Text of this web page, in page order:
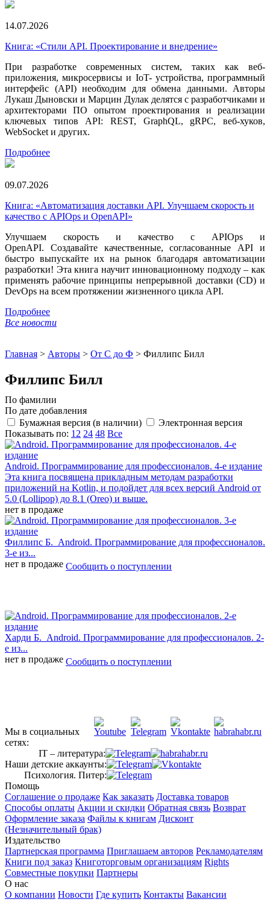
14.07.2026
Книга: «Стили API. Проектирование и внедрение»
При разработке современных систем, таких как веб-
приложения, микросервисы и IoT- устройства, программный
интерфейс (API) необходим для обмена данными. Авторы
Лукаш Дыновски и Марцин Дулак делятся с разработчиками и
архитекторами ПО опытом проектирования и реализации
ключевых типов API: REST, GraphQL, gRPC, веб-хуков,
WebSocket и других.
Подробнее
09.07.2026
Книга: «Автоматизация доставки API. Улучшаем скорость и
качество с APIOps и OpenAPI»
Улучшаем скорость и качество с APIOps и
OpenAPI. Создавайте качественные, согласованные API и
быстро выпускайте их на рынок благодаря автоматизации
разработки! Эта книга научит инновационному подходу – как
применять рабочие принципы непрерывной доставки (CD) и
DevOps на всем протяжении жизненного цикла API.
Подробнее
Все новости
Главная > Авторы > От С до Ф > Филлипс Билл
Филлипс Билл
По фамилии
По дате добавления
Бумажная версия (в наличии)
Электронная версия
Показывать по: 12 24 48 Все
Android. Программирование для профессионалов. 4-е издание
Эта книга посвящена прикладным методам разработки
приложений на Kotlin, и подойдет для всех версий Android от
5.0 (Lollipop) до 8.1 (Oreo) и выше.
нет в продаже
Филлипс Б. Android. Программирование для профессионалов.
3-е из...
нет в продаже Сообщить о поступлении
Харди Б. Android. Программирование для профессионалов. 2-
е из...
нет в продаже Сообщить о поступлении
Мы в социальных
сетях:
IT – литература:
Наши детские аккаунты:
Психология. Питер:
Помощь
Соглашение о продаже Как заказать Доставка товаров
Способы оплаты Акции и скидки Обратная связь Возврат
Оформление заказа Файлы к книгам Дисконт
(Незначительный брак)
Издательство
Партнерская программа Приглашаем авторов Рекламодателям
Книги под заказ Книготорговым организациям Rights
Совместные покупки Партнеры
О нас
О компании Новости Где купить Контакты Вакансии